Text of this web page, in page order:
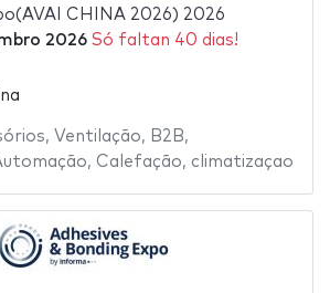
CHINA 2026) 2026
2026 Só faltan 40 dias!
, Ventilação, B2B,
, Calefação, climatizaçao